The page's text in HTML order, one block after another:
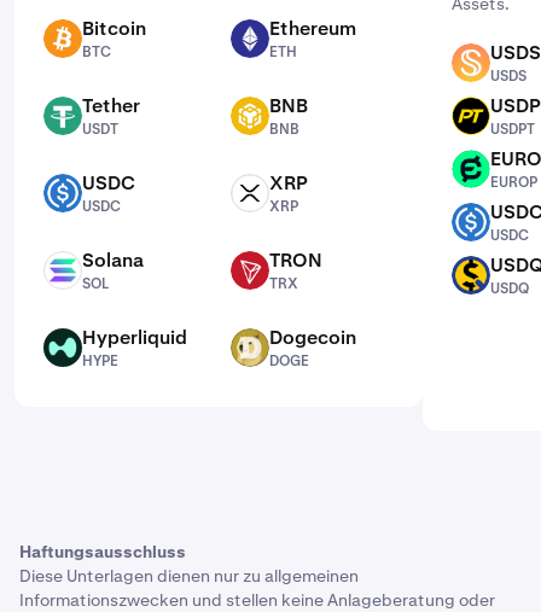
BTC Bitcoin
BTC
ETH Ethereum
ETH
USDT Tether
USDT
BNB BNB
BNB
USDC USDC
USDC
XRP XRP
XRP
SOL Solana
SOL
TRX TRON
TRX
HYPE Hyperliquid
HYPE
DOGE Dogecoin
DOGE
USDS USDS
USDS
USDPT
USDPT
EUROP
EUROP
USDC
USDC
USDQ
USDQ
Haftungsausschluss
Diese Unterlagen dienen nur zu allgemeinen
Informationszwecken und stellen keine Anlageberatung oder